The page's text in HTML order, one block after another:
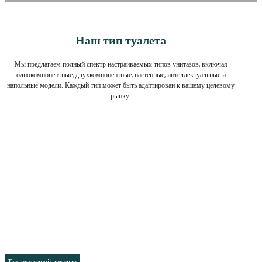
Наш тип туалета
Мы предлагаем полный спектр настраиваемых типов унитазов, включая
однокомпонентные, двухкомпонентные, настенные, интеллектуальные и
напольные модели. Каждый тип может быть адаптирован к вашему целевому
рынку.